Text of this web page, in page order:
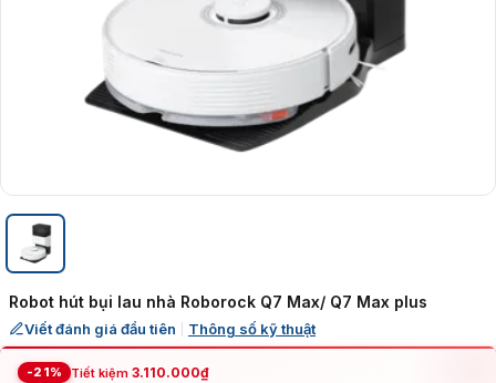
Robot hút bụi lau nhà Roborock Q7 Max/ Q7 Max plus
Viết đánh giá đầu tiên Thông số kỹ thuật
-21% Tiết kiệm3.110.000₫